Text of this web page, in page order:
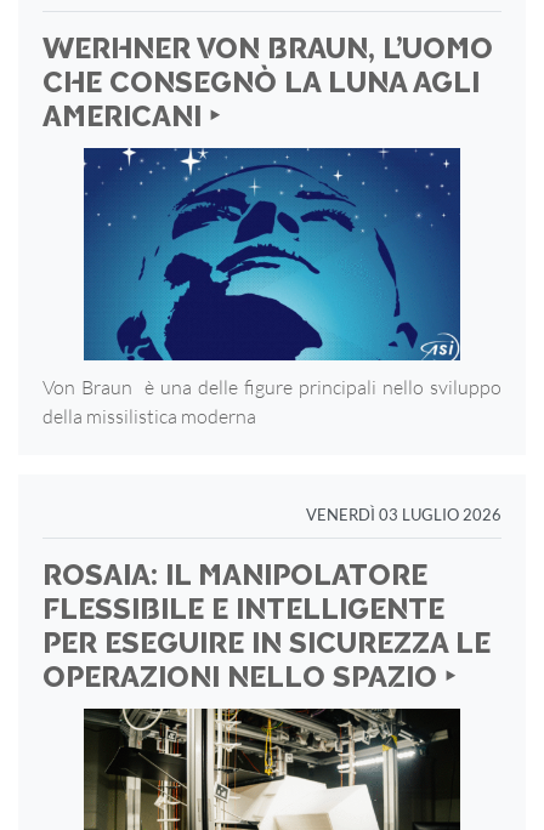
WERHNER VON BRAUN, L’UOMO
CHE CONSEGNÒ LA LUNA AGLI
AMERICANI ‣
Von Braun è una delle figure principali nello sviluppo
della missilistica moderna
VENERDÌ 03 LUGLIO 2026
ROSAIA: IL MANIPOLATORE
FLESSIBILE E INTELLIGENTE
PER ESEGUIRE IN SICUREZZA LE
OPERAZIONI NELLO SPAZIO ‣